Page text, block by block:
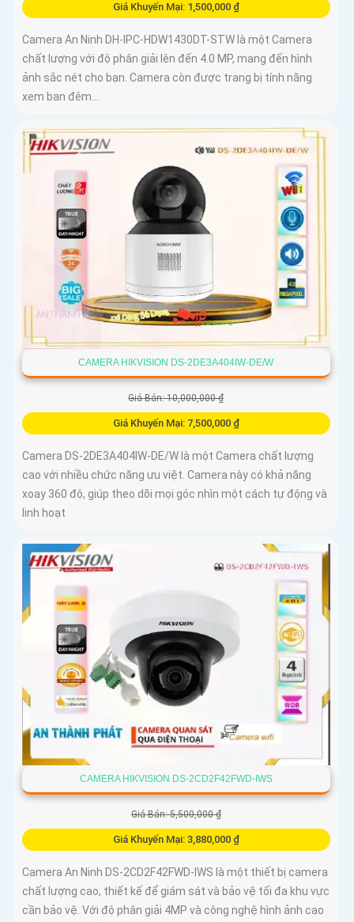
Giá Khuyến Mại: 1,500,000 ₫
Camera An Ninh DH-IPC-HDW1430DT-STW là một Camera
chất lượng với độ phân giải lên đến 4.0 MP, mang đến hình
ảnh sắc nét cho bạn. Camera còn được trang bị tính năng
xem ban đêm...
CAMERA HIKVISION DS-2DE3A404IW-DE/W
Giá Bán: 10,000,000 ₫
Giá Khuyến Mại: 7,500,000 ₫
Camera DS-2DE3A404IW-DE/W là một Camera chất lượng
cao với nhiều chức năng ưu việt. Camera này có khả năng
xoay 360 độ, giúp theo dõi mọi góc nhìn một cách tự động và
linh hoạt
CAMERA HIKVISION DS-2CD2F42FWD-IWS
Giá Bán: 5,500,000 ₫
Giá Khuyến Mại: 3,880,000 ₫
Camera An Ninh DS-2CD2F42FWD-IWS là một thiết bị camera
chất lượng cao, thiết kế để giám sát và bảo vệ tối đa khu vực
cần bảo vệ. Với độ phân giải 4MP và công nghệ hình ảnh cao